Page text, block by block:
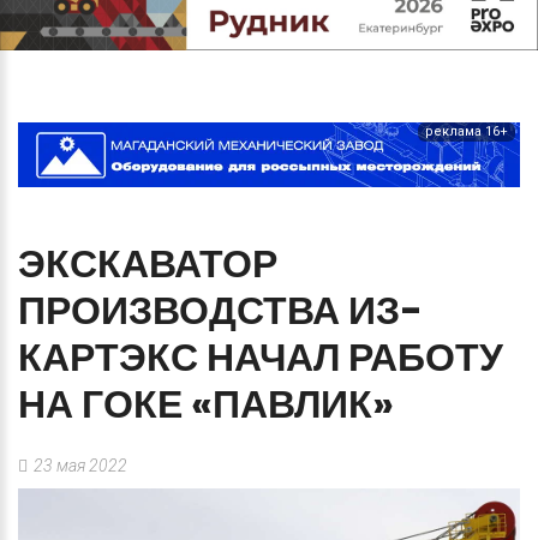
реклама 16+
ЭКСКАВАТОР
ПРОИЗВОДСТВА ИЗ-
КАРТЭКС НАЧАЛ РАБОТУ
НА ГОКЕ «ПАВЛИК»
23 мая 2022